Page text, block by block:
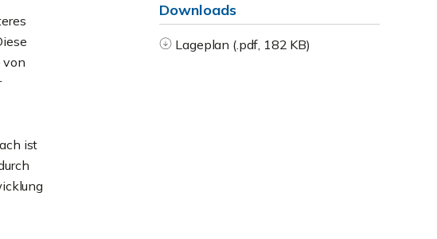
von
ist
Downloads
Lageplan (.pdf, 182 KB)